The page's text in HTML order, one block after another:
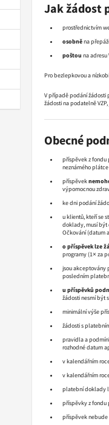
Jak žádost
prostřednictvím
osobněna
poštou na adresu
Pro bezlepkovou a
V případě podání žádosti
žádosti na podatelně
Obecné
příspěvek z fondu
neznámého
příspěvek
výpomocnou
ke dni podání
u klientů, kteří se
doklady, musí být
Očkování (datum
o příspěvek lze
programy (1× za
jsou
posledním
u příspěvků
žádosti nesmí být
minimální výše
žádosti s
pravidla a
rozhodné datum
v kalendářním
v kalendářním
platební doklady
příspěvky z fondu
příspěvek